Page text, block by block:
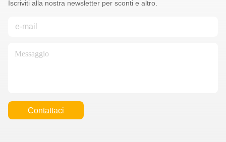
Iscriviti alla nostra newsletter per sconti e altro.
Contattaci